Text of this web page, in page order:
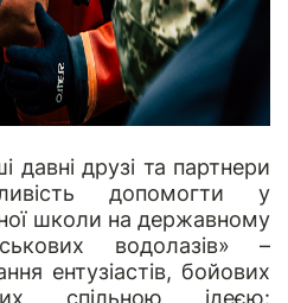
друзі та партнери
допомогти у
школи на державному
водолазів» –
ентузіастів, бойових
спільною ідеєю: